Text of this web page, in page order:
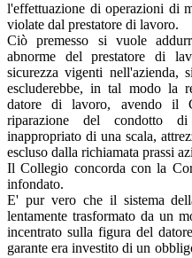
l'effettuazione di operazioni di
violate dal prestatore di lavoro.
Ciò premesso si vuole
abnorme del prestatore di
sicurezza vigenti nell'azienda,
escluderebbe, in tal modo la
datore di lavoro, avendo il
riparazione del condotto di
inappropriato di una scala,
escluso dalla richiamata prassi
Il Collegio concorda con la
infondato.
E' pur vero che il sistema
lentamente trasformato da un
incentrato sulla figura del
garante era investito di un